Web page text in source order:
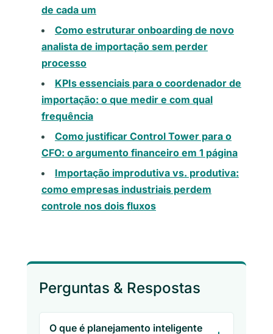
de cada um
Como estruturar onboarding de novo
analista de importação sem perder
processo
KPIs essenciais para o coordenador de
importação: o que medir e com qual
frequência
Como justificar Control Tower para o
CFO: o argumento financeiro em 1 página
Importação improdutiva vs. produtiva:
como empresas industriais perdem
controle nos dois fluxos
Perguntas & Respostas
O que é planejamento inteligente